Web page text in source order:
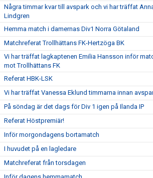
Några timmar kvar till avspark och vi har träffat
Lindgren
Hemma match i damernas Div1 Norra Götaland
Matchreferat Trollhättans FK-Hertzöga BK
Vi har träffat lagkaptenen Emilia Hansson inför
mot Trollhättans FK
Referat HBK-LSK
Vi har träffat Vanessa Eklund timmarna innan
På söndag är det dags för Div 1 igen på Ilanda IP
Referat Höstpremiär!
Inför morgondagens bortamatch
I huvudet på en lagledare
Matchreferat från torsdagen